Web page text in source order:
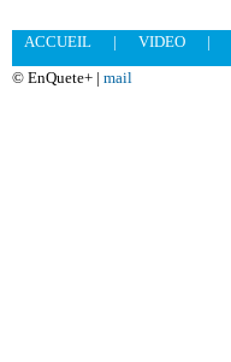
ACCUEIL | VIDEO |
© EnQuete+ | mail